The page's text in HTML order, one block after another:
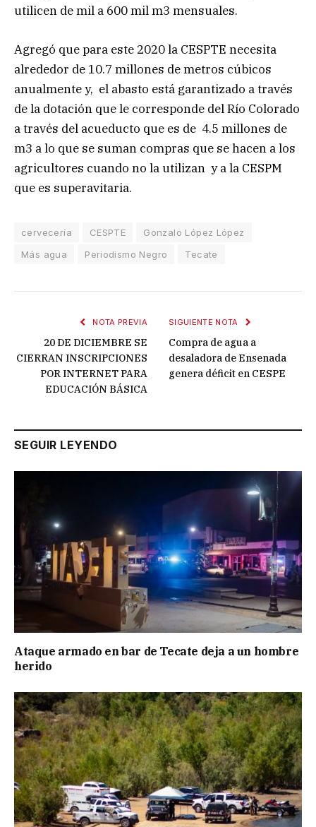
utilicen de mil a 600 mil m3 mensuales.
Agregó que para este 2020 la CESPTE necesita
alrededor de 10.7 millones de metros cúbicos
anualmente y, el abasto está garantizado a través
de la dotación que le corresponde del Río Colorado
a través del acueducto que es de 4.5 millones de
m3 a lo que se suman compras que se hacen a los
agricultores cuando no la utilizan y a la CESPM
que es superavitaria.
cervecería CESPTE
Gonzalo López López
Más agua
Periodismo Negro Tecate
NOTA PREVIA
20 DE DICIEMBRE SE
CIERRAN INSCRIPCIONES
POR INTERNET PARA
EDUCACIÓN BÁSICA
SIGUIENTE NOTA
Compra de agua a
desaladora de Ensenada
genera déficit en CESPE
SEGUIR LEYENDO
Ataque armado en bar de Tecate deja a un hombre
herido